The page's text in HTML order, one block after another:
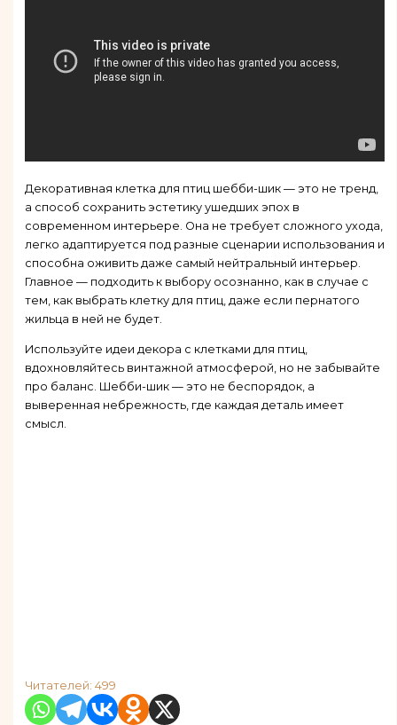
Декоративная клетка для птиц шебби-шик — это не тренд,
а способ сохранить эстетику ушедших эпох в
современном интерьере. Она не требует сложного ухода,
легко адаптируется под разные сценарии использования и
способна оживить даже самый нейтральный интерьер.
Главное — подходить к выбору осознанно, как в случае с
тем, как выбрать клетку для птиц, даже если пернатого
жильца в ней не будет.
Используйте идеи декора с клетками для птиц,
вдохновляйтесь винтажной атмосферой, но не забывайте
про баланс. Шебби-шик — это не беспорядок, а
выверенная небрежность, где каждая деталь имеет
смысл.
Читателей: 499